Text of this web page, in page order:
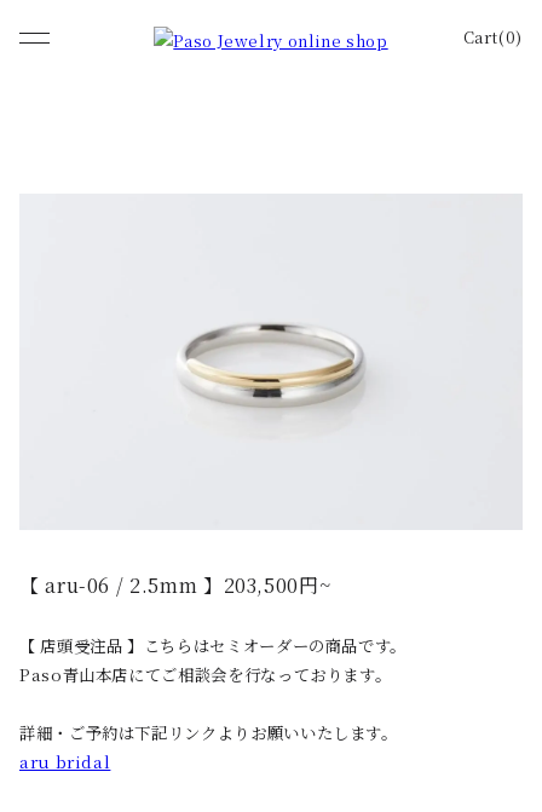
Cart(0)
【 aru-06 / 2.5mm 】203,500円~
【 店頭受注品 】こちらはセミオーダーの商品です。
Paso青山本店にてご相談会を行なっております。
詳細・ご予約は下記リンクよりお願いいたします。
aru bridal